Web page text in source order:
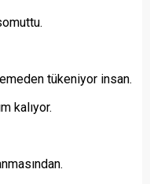
tükeniyor insan.
kalıyor.